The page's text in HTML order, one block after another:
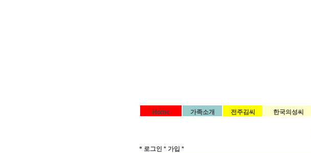
Home 가족소개 전주김씨 한국의성씨
* 로그인 * 가입 *